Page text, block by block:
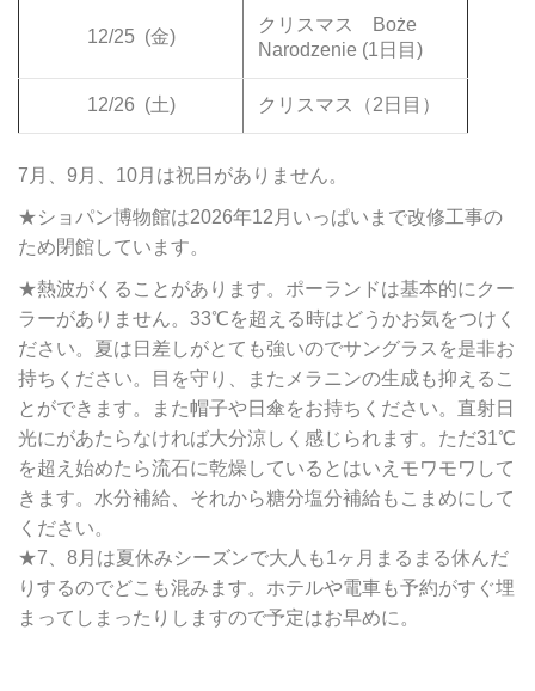
12/25 (金)
クリスマス Boże
Narodzenie (1日目)
12/26 (土) クリスマス（2日目）
7月、9月、10月は祝日がありません。
★ショパン博物館は2026年12月いっぱいまで改修工事の
ため閉館しています。
★熱波がくることがあります。ポーランドは基本的にクー
ラーがありません。33℃を超える時はどうかお気をつけく
ださい。夏は日差しがとても強いのでサングラスを是非お
持ちください。目を守り、またメラニンの生成も抑えるこ
とができます。また帽子や日傘をお持ちください。直射日
光にがあたらなければ大分涼しく感じられます。ただ31℃
を超え始めたら流石に乾燥しているとはいえモワモワして
きます。水分補給、それから糖分塩分補給もこまめにして
ください。
★7、8月は夏休みシーズンで大人も1ヶ月まるまる休んだ
りするのでどこも混みます。ホテルや電車も予約がすぐ埋
まってしまったりしますので予定はお早めに。